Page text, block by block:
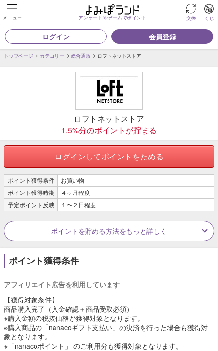
メニュー アンケートやゲームでポイント 交換 くじ
ログイン 会員登録
トップページ カテゴリー 総合通販 ロフトネットストア
ロフトネットストア
1.5%分のポイントが貯まる
ログインしてポイントをためる
ポイント獲得条件
お買い物
ポイント獲得時期
４ヶ月程度
予定ポイント反映
１〜２日程度
ポイントを貯める方法をもっと詳しく
ポイント獲得条件
アフィリエイト広告を利用しています
【獲得対象条件】
商品購入完了（入金確認＋商品受取必須）
※購入金額の税抜価格が獲得対象となります。
※購入商品の「nanacoギフト支払い」の決済を行った場合も獲得対
象となります。
※「nanacoポイント」 のご利用分も獲得対象となります。